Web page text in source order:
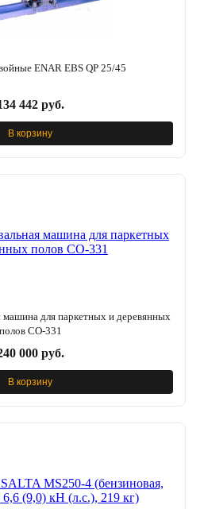
ENAR EBS QP 25/45
442 руб.
В корзину
для паркетных и деревянных
полов СО-331
000 руб.
В корзину